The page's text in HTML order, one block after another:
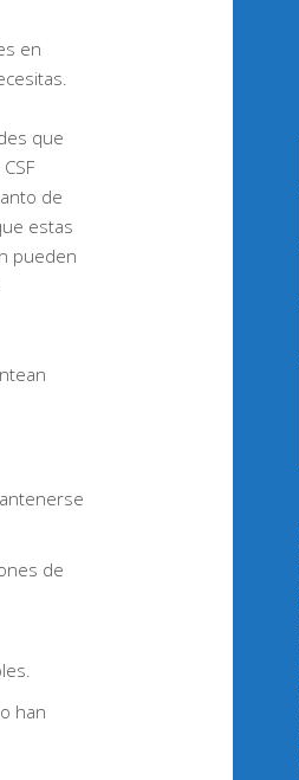
en
que
de
estas
pueden
de
han